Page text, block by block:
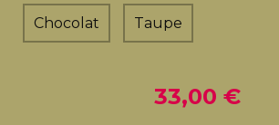
Chocolat Taupe
33,00 €